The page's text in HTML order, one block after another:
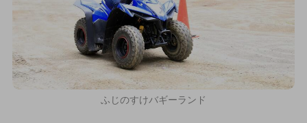
ふじのすけバギーランド